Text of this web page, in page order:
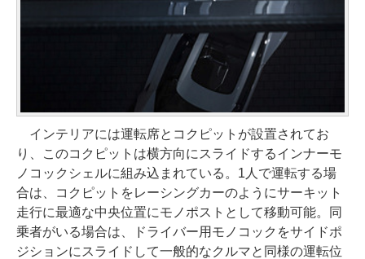
インテリアには運転席とコクピットが設置されてお
り、このコクピットは横方向にスライドするインナーモ
ノコックシェルに組み込まれている。1人で運転する場
合は、コクピットをレーシングカーのようにサーキット
走行に最適な中央位置にモノポストとして移動可能。同
乗者がいる場合は、ドライバー用モノコックをサイドポ
ジションにスライドして一般的なクルマと同様の運転位